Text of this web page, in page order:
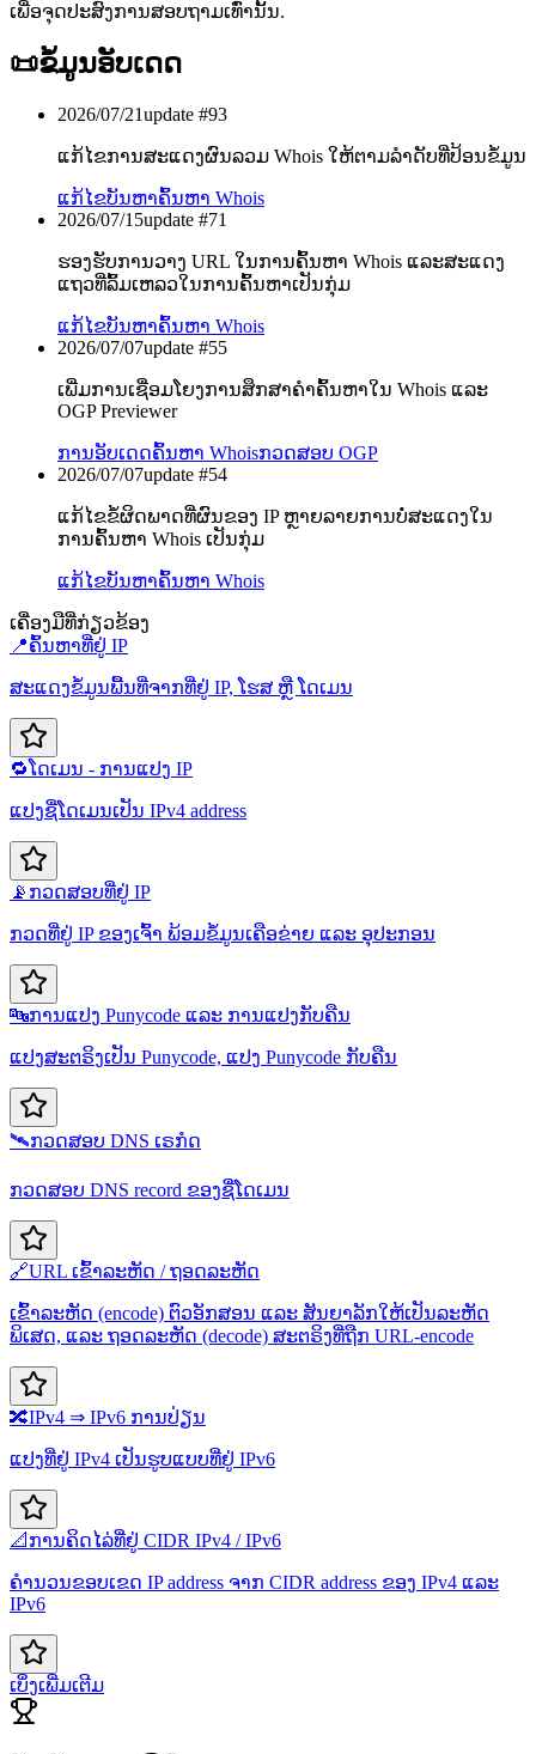
ເພື່ອຈຸດປະສົງການສອບຖາມເທົ່ານັ້ນ.
📜ຂໍ້ມູນອັບເດດ
2026/07/21update #93
ແກ້ໄຂການສະແດງຜົນລວມ Whois ໃຫ້ຕາມລຳດັບທີ່ປ້ອນຂໍ້ມູນ
ແກ້ໄຂບັນຫາຄົ້ນຫາ Whois
2026/07/15update #71
ຮອງຮັບການວາງ URL ໃນການຄົ້ນຫາ Whois ແລະສະແດງ
ແຖວທີ່ລົ້ມເຫລວໃນການຄົ້ນຫາເປັນກຸ່ມ
ແກ້ໄຂບັນຫາຄົ້ນຫາ Whois
2026/07/07update #55
ເພີ່ມການເຊື່ອມໂຍງການສຶກສາຄຳຄົ້ນຫາໃນ Whois ແລະ
OGP Previewer
ການອັບເດດຄົ້ນຫາ Whoisກວດສອບ OGP
2026/07/07update #54
ແກ້ໄຂຂໍ້ຜິດພາດທີ່ຜົນຂອງ IP ຫຼາຍລາຍການບໍ່ສະແດງໃນ
ການຄົ້ນຫາ Whois ເປັນກຸ່ມ
ແກ້ໄຂບັນຫາຄົ້ນຫາ Whois
ເຄື່ອງມືທີ່ກ່ຽວຂ້ອງ
📍ຄົ້ນຫາທີ່ຢູ່ IP
ສະແດງຂໍ້ມູນພື້ນທີ່ຈາກທີ່ຢູ່ IP, ໂຮສ ຫຼື ໂດເມນ
🔁ໂດເມນ - ການແປງ IP
ແປງຊື່ໂດເມນເປັນ IPv4 address
📡 ກວດສອບທີ່ຢູ່ IP
ກວດທີ່ຢູ່ IP ຂອງເຈົ້າ ພ້ອມຂໍ້ມູນເຄືອຂ່າຍ ແລະ ອຸປະກອນ
🔤ການແປງ Punycode ແລະ ການແປງກັບຄືນ
ແປງສະຕຣິງເປັນ Punycode, ແປງ Punycode ກັບຄືນ
🛰️ກວດສອບ DNS ເຣກໍດ
ກວດສອບ DNS record ຂອງຊື່ໂດເມນ
🔗URL ເຂົ້າລະຫັດ / ຖອດລະຫັດ
ເຂົ້າລະຫັດ (encode) ຕົວອັກສອນ ແລະ ສັນຍາລັກໃຫ້ເປັນລະຫັດ
ພິເສດ, ແລະ ຖອດລະຫັດ (decode) ສະຕຣິງທີ່ຖືກ URL-encode
🔀IPv4 ⇒ IPv6 ການປ່ຽນ
ແປງທີ່ຢູ່ IPv4 ເປັນຮູບແບບທີ່ຢູ່ IPv6
📐 ການຄິດໄລ່ທີ່ຢູ່ CIDR IPv4 / IPv6
ຄຳນວນຂອບເຂດ IP address ຈາກ CIDR address ຂອງ IPv4 ແລະ
IPv6
ເບິ່ງເພີ່ມເຕີມ